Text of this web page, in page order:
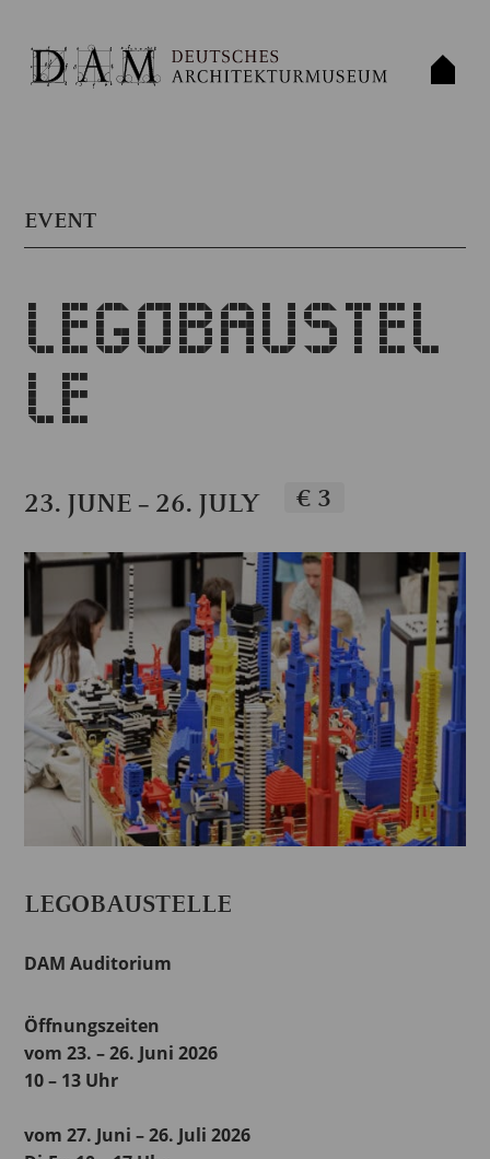
EVENT
LEGOBAUSTEL
LE
23. JUNE – 26. JULY € 3
LEGOBAUSTELLE
DAM Auditorium
Öffnungszeiten
vom 23. – 26. Juni 2026
10 – 13 Uhr
vom 27. Juni – 26. Juli 2026